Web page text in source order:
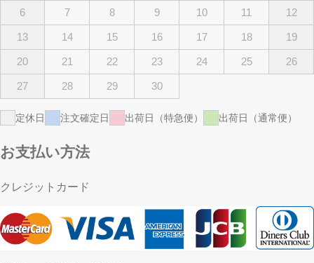
6 7 8 9 10 11 12
13 14 15 16 17 18 19
20 21 22 23 24 25 26
27 28 29 30
定休日 注文確定日 出荷日（特急便） 出荷日（通常便）
お支払い方法
クレジットカード